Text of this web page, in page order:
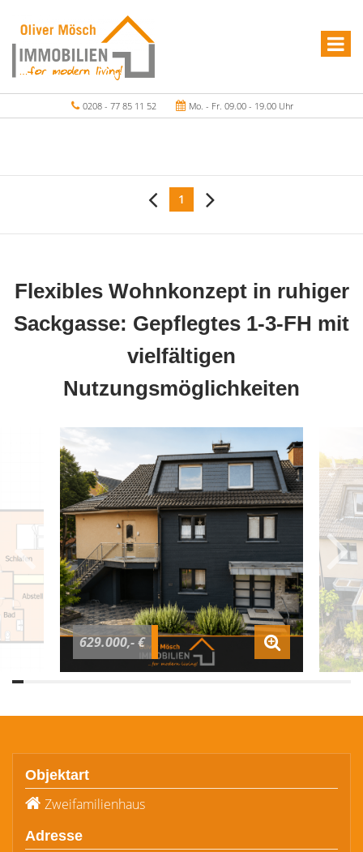
0208 - 77 85 11 52 Mo. - Fr. 09.00 - 19.00 Uhr
1
Flexibles Wohnkonzept in ruhiger
Sackgasse: Gepflegtes 1-3-FH mit
vielfältigen
Nutzungsmöglichkeiten
629.000,- €
Objektart
Zweifamilienhaus
Adresse